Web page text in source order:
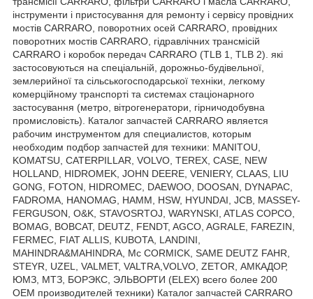
інструменти і пристосування для ремонту і сервісу провідних
мостів CARRARO, поворотних осей CARRARO, провідних
поворотних мостів CARRARO, гідравлічних трансмісій
CARRARO і коробок передач CARRARO (TLB 1, TLB 2). які
застосовуються на спеціальній, дорожньо-будівельної,
землерийної та сільськогосподарської техніки, легкому
комерційному транспорті та системах стаціонарного
застосування (метро, вітрогенератори, гірничодобувна
промисловість). Каталог запчастей CARRARO является
рабочим инструментом для специалистов, которым
необходим подбор запчастей для техники: MANITOU,
KOMATSU, CATERPILLAR, VOLVO, TEREX, CASE, NEW
HOLLAND, HIDROMEK, JOHN DEERE, VENIERY, CLAAS, LIU
GONG, FOTON, HIDROMEC, DAEWOO, DOOSAN, DYNAPAC,
FADROMA, HANOMAG, HAMM, HSW, HYUNDAI, JCB, MASSEY-
FERGUSON, O&K, STAVOSRTOJ, WARYNSKI, ATLAS COPCO,
BOMAG, BOBCAT, DEUTZ, FENDT, AGCO, AGRALE, FAREZIN,
FERMEC, FIAT ALLIS, KUBOTA, LANDINI,
MAHINDRA&MAHINDRA, Mc CORMICK, SAME DEUTZ FAHR,
STEYR, UZEL, VALMET, VALTRA,VOLVO, ZETOR, АМКАДОР,
ЮМЗ, МТЗ, БОРЭКС, ЭЛЬВОРТИ (ELEX) всего более 200
OEM производителей техники) Каталог запчастей CARRARO